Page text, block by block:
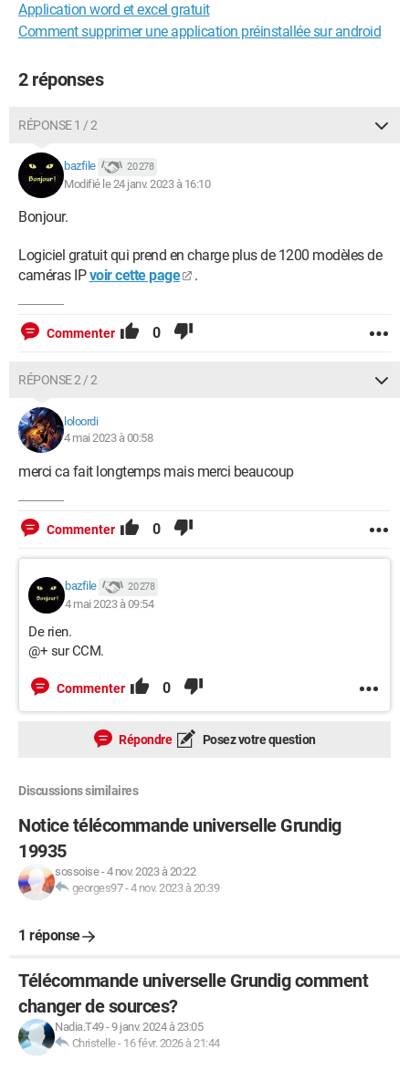
Application word et excel gratuit
Comment supprimer une application préinstallée sur android
2 réponses
RÉPONSE 1 / 2
bazfile 20 278
Modifié le 24 janv. 2023 à 16:10
Bonjour.
Logiciel gratuit qui prend en charge plus de 1200 modèles de
caméras IPvoir cette page .
Commenter 0
RÉPONSE 2 / 2
loloordi
4 mai 2023 à 00:58
merci ca fait longtemps mais merci beaucoup
Commenter 0
bazfile 20 278
4 mai 2023 à 09:54
De rien.
@+ sur CCM.
Commenter 0
Répondre Posez votre question
Discussions similaires
Notice télécommande universelle Grundig
19935
sossoise-4 nov. 2023 à 20:22
georges97-4 nov. 2023 à 20:39
1 réponse
Télécommande universelle Grundig comment
changer de sources?
Nadia.T49-9 janv. 2024 à 23:05
Christelle- 16 févr. 2026 à 21:44